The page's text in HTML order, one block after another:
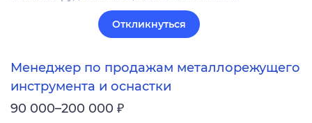
Откликнуться
Менеджер по продажам металлорежущего
инструмента и оснастки
90 000–200 000 ₽